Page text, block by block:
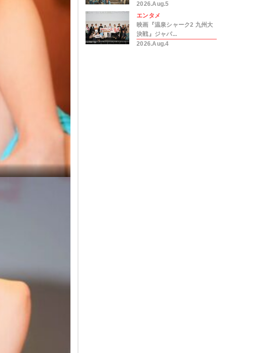
2026.Aug.5
エンタメ
映画『温泉シャーク2 九州大
決戦』ジャパ...
2026.Aug.4